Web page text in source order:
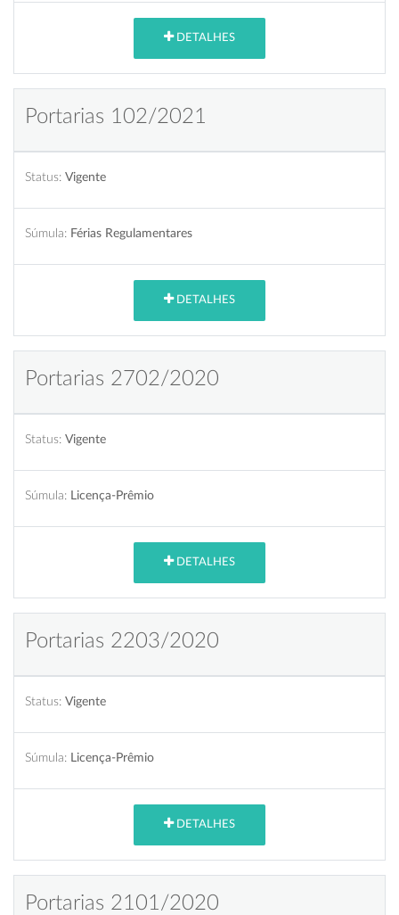
DETALHES
Portarias 102/2021
Status: Vigente
Súmula: Férias Regulamentares
DETALHES
Portarias 2702/2020
Status: Vigente
Súmula: Licença-Prêmio
DETALHES
Portarias 2203/2020
Status: Vigente
Súmula: Licença-Prêmio
DETALHES
Portarias 2101/2020